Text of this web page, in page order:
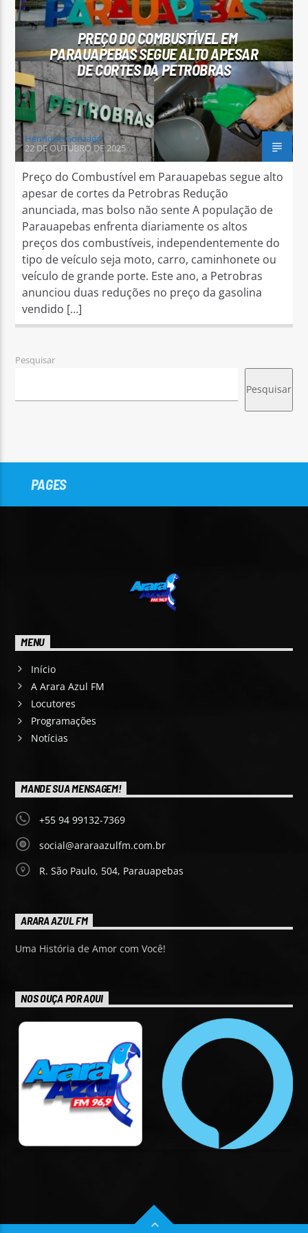
Arara Azul FM
PREÇO DO COMBUSTÍVEL EM
PARAUAPEBAS SEGUE ALTO APESAR
DE CORTES DA PETROBRAS
Henrique Gonzaga
22 DE OUTUBRO DE 2025
Preço do Combustível em Parauapebas segue alto
apesar de cortes da Petrobras Redução
anunciada, mas bolso não sente A população de
Parauapebas enfrenta diariamente os altos
preços dos combustíveis, independentemente do
tipo de veículo seja moto, carro, caminhonete ou
veículo de grande porte. Este ano, a Petrobras
anunciou duas reduções no preço da gasolina
vendido […]
Pesquisar
Pesquisar
PAGES
MENU
Início
A Arara Azul FM
Locutores
Programações
Notícias
MANDE SUA MENSAGEM!
+55 94 99132-7369
social@araraazulfm.com.br
R. São Paulo, 504, Parauapebas
ARARA AZUL FM
Uma História de Amor com Você!
NOS OUÇA POR AQUI